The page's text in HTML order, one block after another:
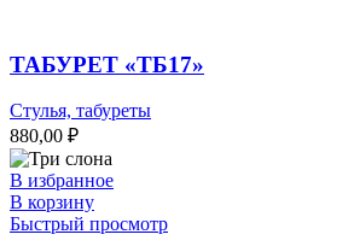
ТАБУРЕТ «ТБ17»
Стулья, табуреты
880,00 ₽
В избранное
В корзину
Быстрый просмотр